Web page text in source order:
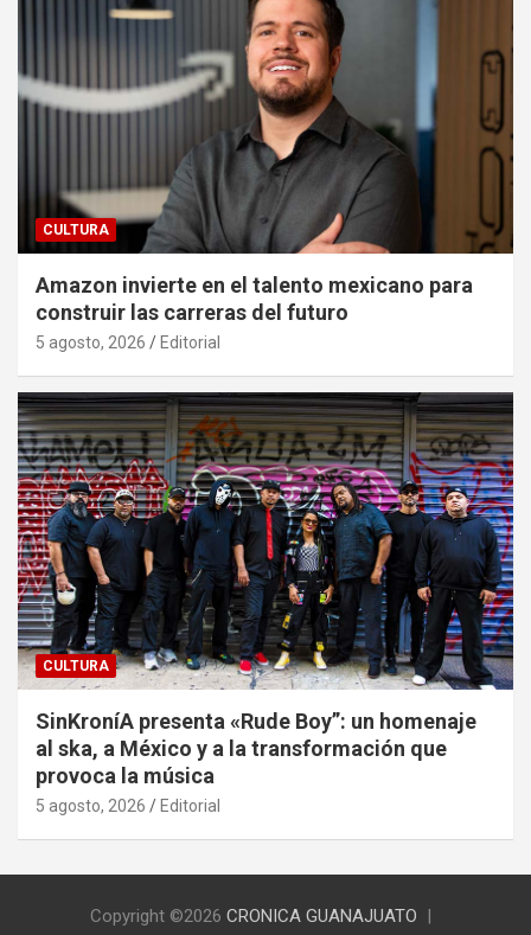
CULTURA
Amazon invierte en el talento mexicano para
construir las carreras del futuro
5 agosto, 2026 Editorial
CULTURA
SinKroníA presenta «Rude Boy”: un homenaje
al ska, a México y a la transformación que
provoca la música
5 agosto, 2026 Editorial
Copyright ©2026 CRONICA GUANAJUATO